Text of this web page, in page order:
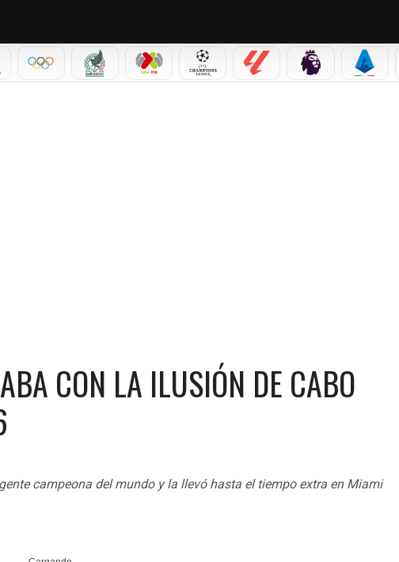
2026
OLÍMPICOSSELECCIÓN MEXICANA
LIGA MX CHAMPIONS LEAGUE
LALIGA PREMIER LEAGUE
SERIE A
CON LA ILUSIÓN DE CABO
campeona del mundo y la llevó hasta el tiempo extra en Miami